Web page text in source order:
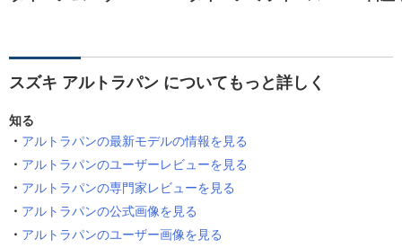
スズキ アルトラパン についてもっと詳しく
知る
アルトラパンの最新モデルの情報を見る
アルトラパンのユーザーレビューを見る
アルトラパンの専門家レビューを見る
アルトラパンの公式画像を見る
アルトラパンのユーザー画像を見る